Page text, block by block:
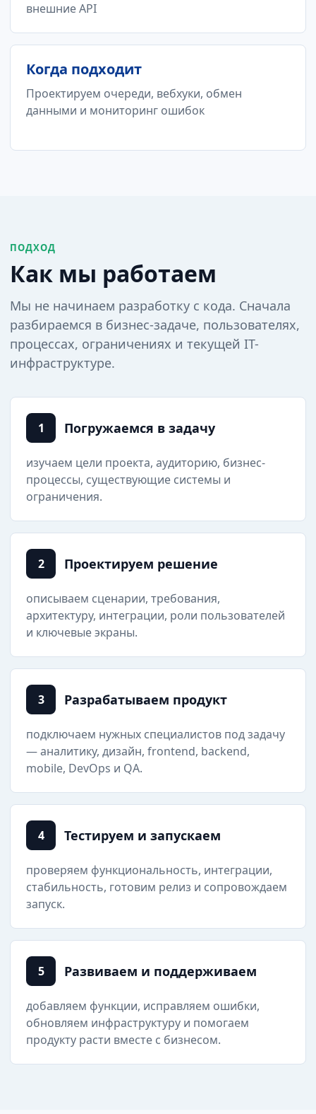
внешние API
Когда подходит
Проектируем очереди, вебхуки, обмен
данными и мониторинг ошибок
ПОДХОД
Как мы работаем
Мы не начинаем разработку с кода. Сначала
разбираемся в бизнес-задаче, пользователях,
процессах, ограничениях и текущей IT-
инфраструктуре.
1 Погружаемся в задачу
изучаем цели проекта, аудиторию, бизнес-
процессы, существующие системы и
ограничения.
2 Проектируем решение
описываем сценарии, требования,
архитектуру, интеграции, роли пользователей
и ключевые экраны.
3 Разрабатываем продукт
подключаем нужных специалистов под задачу
— аналитику, дизайн, frontend, backend,
mobile, DevOps и QA.
4 Тестируем и запускаем
проверяем функциональность, интеграции,
стабильность, готовим релиз и сопровождаем
запуск.
5 Развиваем и поддерживаем
добавляем функции, исправляем ошибки,
обновляем инфраструктуру и помогаем
продукту расти вместе с бизнесом.